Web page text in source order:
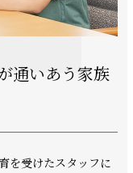
通いあう家族
を受けたスタッフに